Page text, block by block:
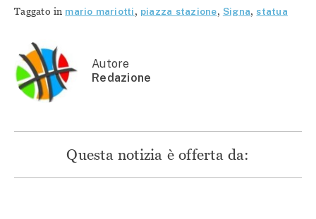
Twitter
(Si
finestra)
(Si
apre
(Si
apre
(Si
apre
Taggato in mario mariotti, piazza stazione, Signa, statua
Autore
Redazione
Questa notizia è offerta da: